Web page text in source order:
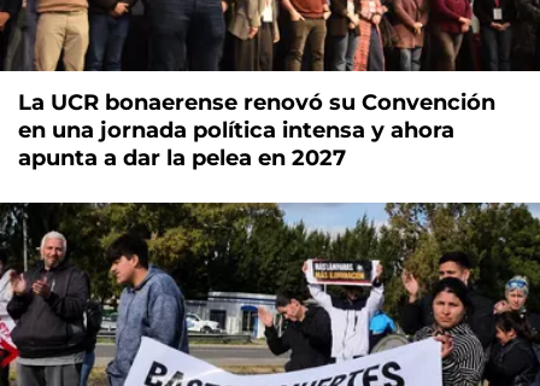
La UCR bonaerense renovó su Convención
en una jornada política intensa y ahora
apunta a dar la pelea en 2027